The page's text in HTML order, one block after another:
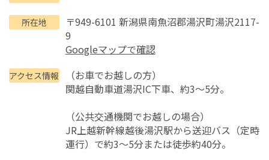
所在地
〒949-6101 新潟県南魚沼郡湯沢町湯沢2117-
9
Googleマップで確認
アクセス情報
（お車でお越しの方）
関越自動車道湯沢IC下車、約3～5分。
（公共交通機関でお越しの場合）
JR上越新幹線越後湯沢駅から送迎バス（定時
運行）で約3～5分または徒歩約40分。